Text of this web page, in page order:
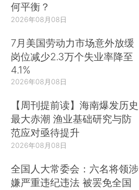
何平衡？
2026年08月08日
7月美国劳动力市场意外放缓
岗位减少2.3万个失业率降至
4.1%
2026年08月08日
【周刊提前读】海南爆发历史
最大赤潮 渔业基础研究与防
范应对亟待提升
2026年08月08日
全国人大常委会：六名将领涉
嫌严重违纪违法 被罢免全国